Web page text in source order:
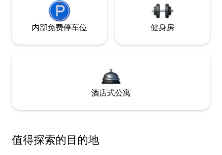
内部免费停车位 健身房
酒店式公寓
值得探索的目的地